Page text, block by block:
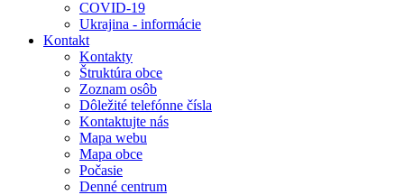
COVID-19
Ukrajina - informácie
Kontakt
Kontakty
Štruktúra obce
Zoznam osôb
Dôležité telefónne čísla
Kontaktujte nás
Mapa webu
Mapa obce
Počasie
Denné centrum